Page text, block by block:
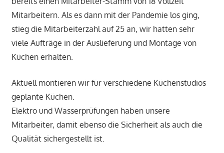
Mitarbeitern. Als es dann mit der Pandemie los ging,
stieg die Mitarbeiterzahl auf 25 an, wir hatten sehr
viele Aufträge in der Auslieferung und Montage von
Küchen erhalten.
Aktuell montieren wir für verschiedene Küchenstudios
geplante Küchen.
Elektro und Wasserprüfungen haben unsere
Mitarbeiter, damit ebenso die Sicherheit als auch die
Qualität sichergestellt ist.